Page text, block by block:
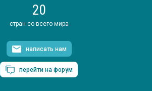
20
стран со всего мира
написать нам
перейти на форум